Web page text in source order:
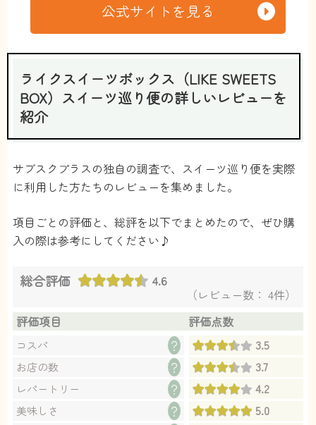
公式サイトを見る
ライクスイーツボックス（LIKE SWEETS
BOX）スイーツ巡り便の詳しいレビューを
紹介
サブスクプラスの独自の調査で、スイーツ巡り便を実際
に利用した方たちのレビューを集めました。
項目ごとの評価と、総評を以下でまとめたので、ぜひ購
入の際は参考にしてください♪
総合評価 4.6
（レビュー数： 4件）
評価項目
評価点数
コスパ ？ 3.5
お店の数 ？ 3.7
レパートリー ？ 4.2
美味しさ ？
5.0